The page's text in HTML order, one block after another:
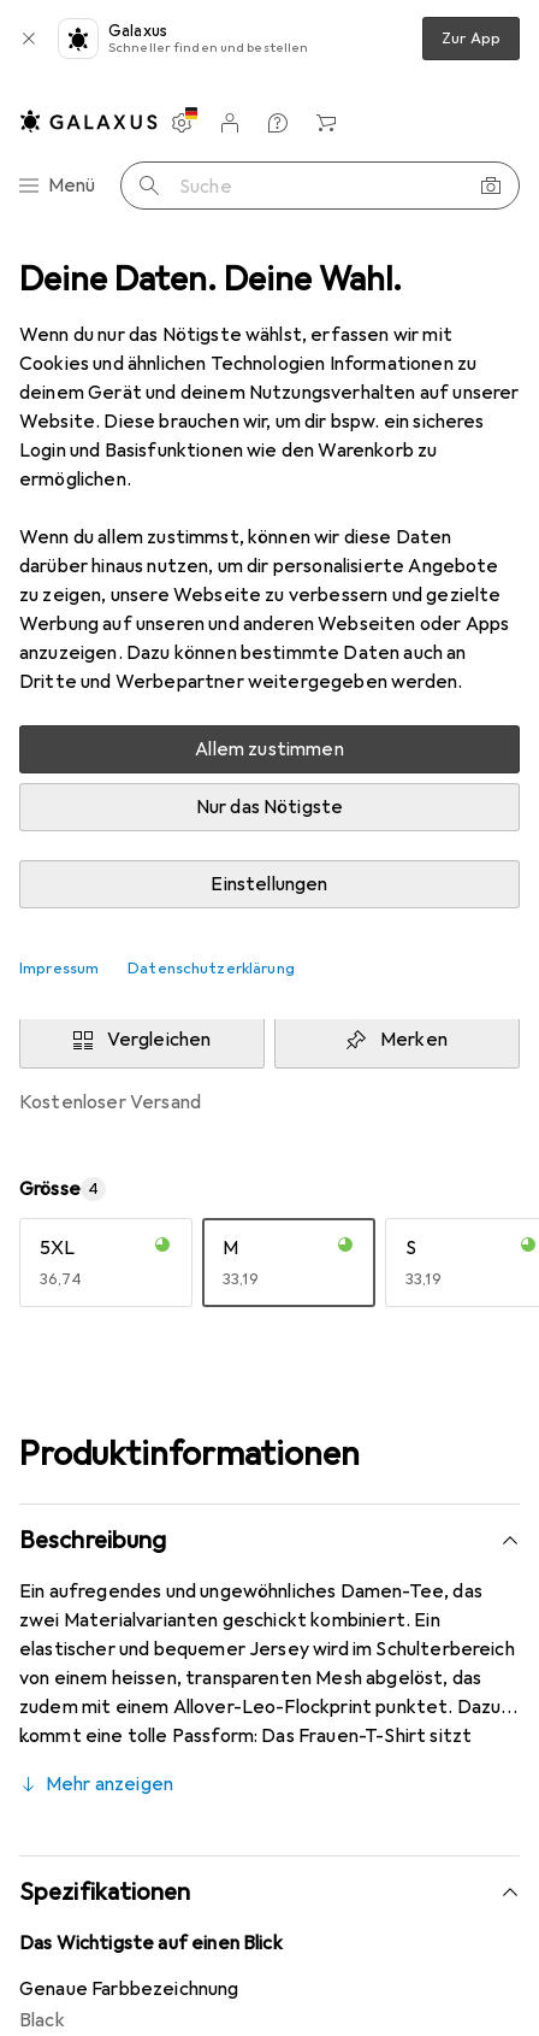
Deine Daten. Deine Wahl.
Wenn du nur das Nötigste wählst, erfassen wir mit
Cookies und ähnlichen Technologien Informationen zu
deinem Gerät und deinem Nutzungsverhalten auf unserer
Website. Diese brauchen wir, um dir bspw. ein sicheres
Login und Basisfunktionen wie den Warenkorb zu
ermöglichen.
Wenn du allem zustimmst, können wir diese Daten
darüber hinaus nutzen, um dir personalisierte Angebote
zu zeigen, unsere Webseite zu verbessern und gezielte
Werbung auf unseren und anderen Webseiten oder Apps
anzuzeigen. Dazu können bestimmte Daten auch an
Dritte und Werbepartner weitergegeben werden.
Allem zustimmen
Nur das Nötigste
Einstellungen
Impressum Datenschutzerklärung
Galaxus
Schneller finden und bestellen Zur App
Navigation nach Kategorien
Menü Suche
Einstellungen
Kundenkonto
Vergleichslisten
Merklisten
Warenkorb
Shirts Urban Classics Ladies Flock Lace Turtleneck Tee
20 Bilder
Urban Classics Ladies Flock Lace
Turtleneck Tee
M
Preis in EUR inkl. MwSt.
EUR
33,19
Bewertungen Marke
Mehr von Urban Classics
Mehr als 10 Stück an Lager beim Drittanbieter
Lieferort angeben für genaue Lieferzeit
StockNet ConnectFR
In den Warenkorb
Vergleichen Merken
kostenloser Versand
Grösse 4
5XL
EUR
36,74
M
EUR
33,19
S
EUR
33,19
Produktinformationen
Beschreibung
Ein aufregendes und ungewöhnliches Damen-Tee, das
zwei Materialvarianten geschickt kombiniert. Ein
elastischer und bequemer Jersey wird im Schulterbereich
von einem heissen, transparenten Mesh abgelöst, das
zudem mit einem Allover-Leo-Flockprint punktet. Dazu
kommt eine tolle Passform: Das Frauen-T-Shirt sitzt
Rollkragen abgerundet.
Mehr anzeigen
Spezifikationen
Das Wichtigste auf einen Blick
Genaue Farbbezeichnung
Black